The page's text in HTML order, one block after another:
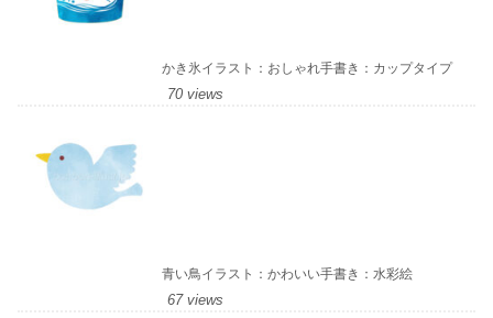
かき氷イラスト：おしゃれ手書き：カップタイプ
70 views
青い鳥イラスト：かわいい手書き：水彩絵
67 views